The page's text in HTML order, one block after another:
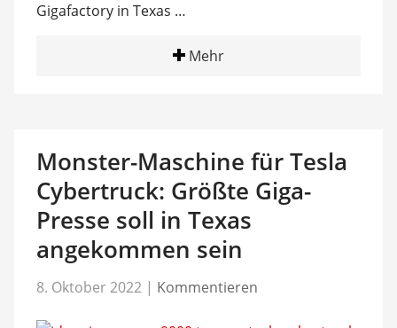
Gigafactory in Texas …
Mehr
Monster-Maschine für Tesla
Cybertruck: Größte Giga-
Presse soll in Texas
angekommen sein
8. Oktober 2022 | Kommentieren